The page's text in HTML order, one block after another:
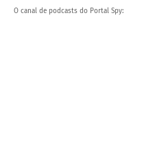
O canal de podcasts do Portal Spy: